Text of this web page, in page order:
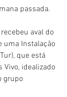
passada.
aval do
uma Instalação
que está
Vivo, idealizado
grupo